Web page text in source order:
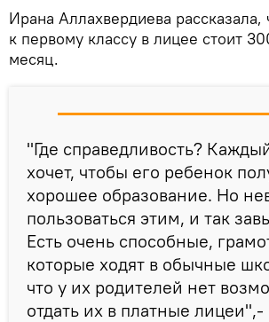
Ирана Аллахвердиева рассказала,
к первому классу в лицее стоит
месяц.
"Где справедливость?
хочет, чтобы его ребенок
хорошее образование. Но
пользоваться этим, и так
Есть очень способные,
которые ходят в обычные
что у их родителей нет
отдать их в платные лицеи",-